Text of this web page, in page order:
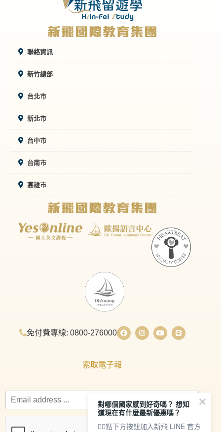
聯絡資訊
新竹總部
台北市
新北市
台中市
台南市
高雄市
免付費專線: 0800-276000
索取電子報
對哪個國家感到好奇嗎？ 想知
道現在有什麼最新優惠嗎？
👇🏻點下方按鈕加入新飛 LINE 官方